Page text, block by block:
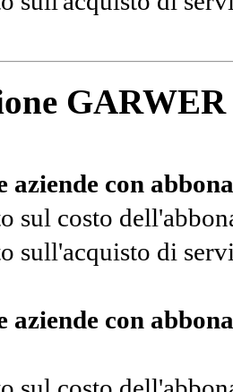
aziende con
sul costo
sull'acquisto di
aziende con